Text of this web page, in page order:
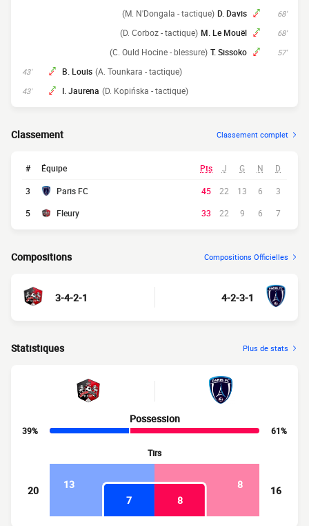
68'
D. Davis
(M. N'Dongala - tactique)
68'
M. Le Mouël
(D. Corboz - tactique)
57'
T. Sissoko
(C. Ould Hocine - blessure)
43' B. Louis (A. Tounkara - tactique)
43' I. Jaurena (D. Kopińska - tactique)
Classement Classement complet
# Équipe Pts J G N D
3 Paris FC 45 22 13 6
3
5
Fleury 33 22 9 6 7
Compositions Compositions Officielles
3-4-2-1 4-2-3-1
Statistiques Plus de stats
Possession
39%
61%
Tirs
20 13
8
7
8
16